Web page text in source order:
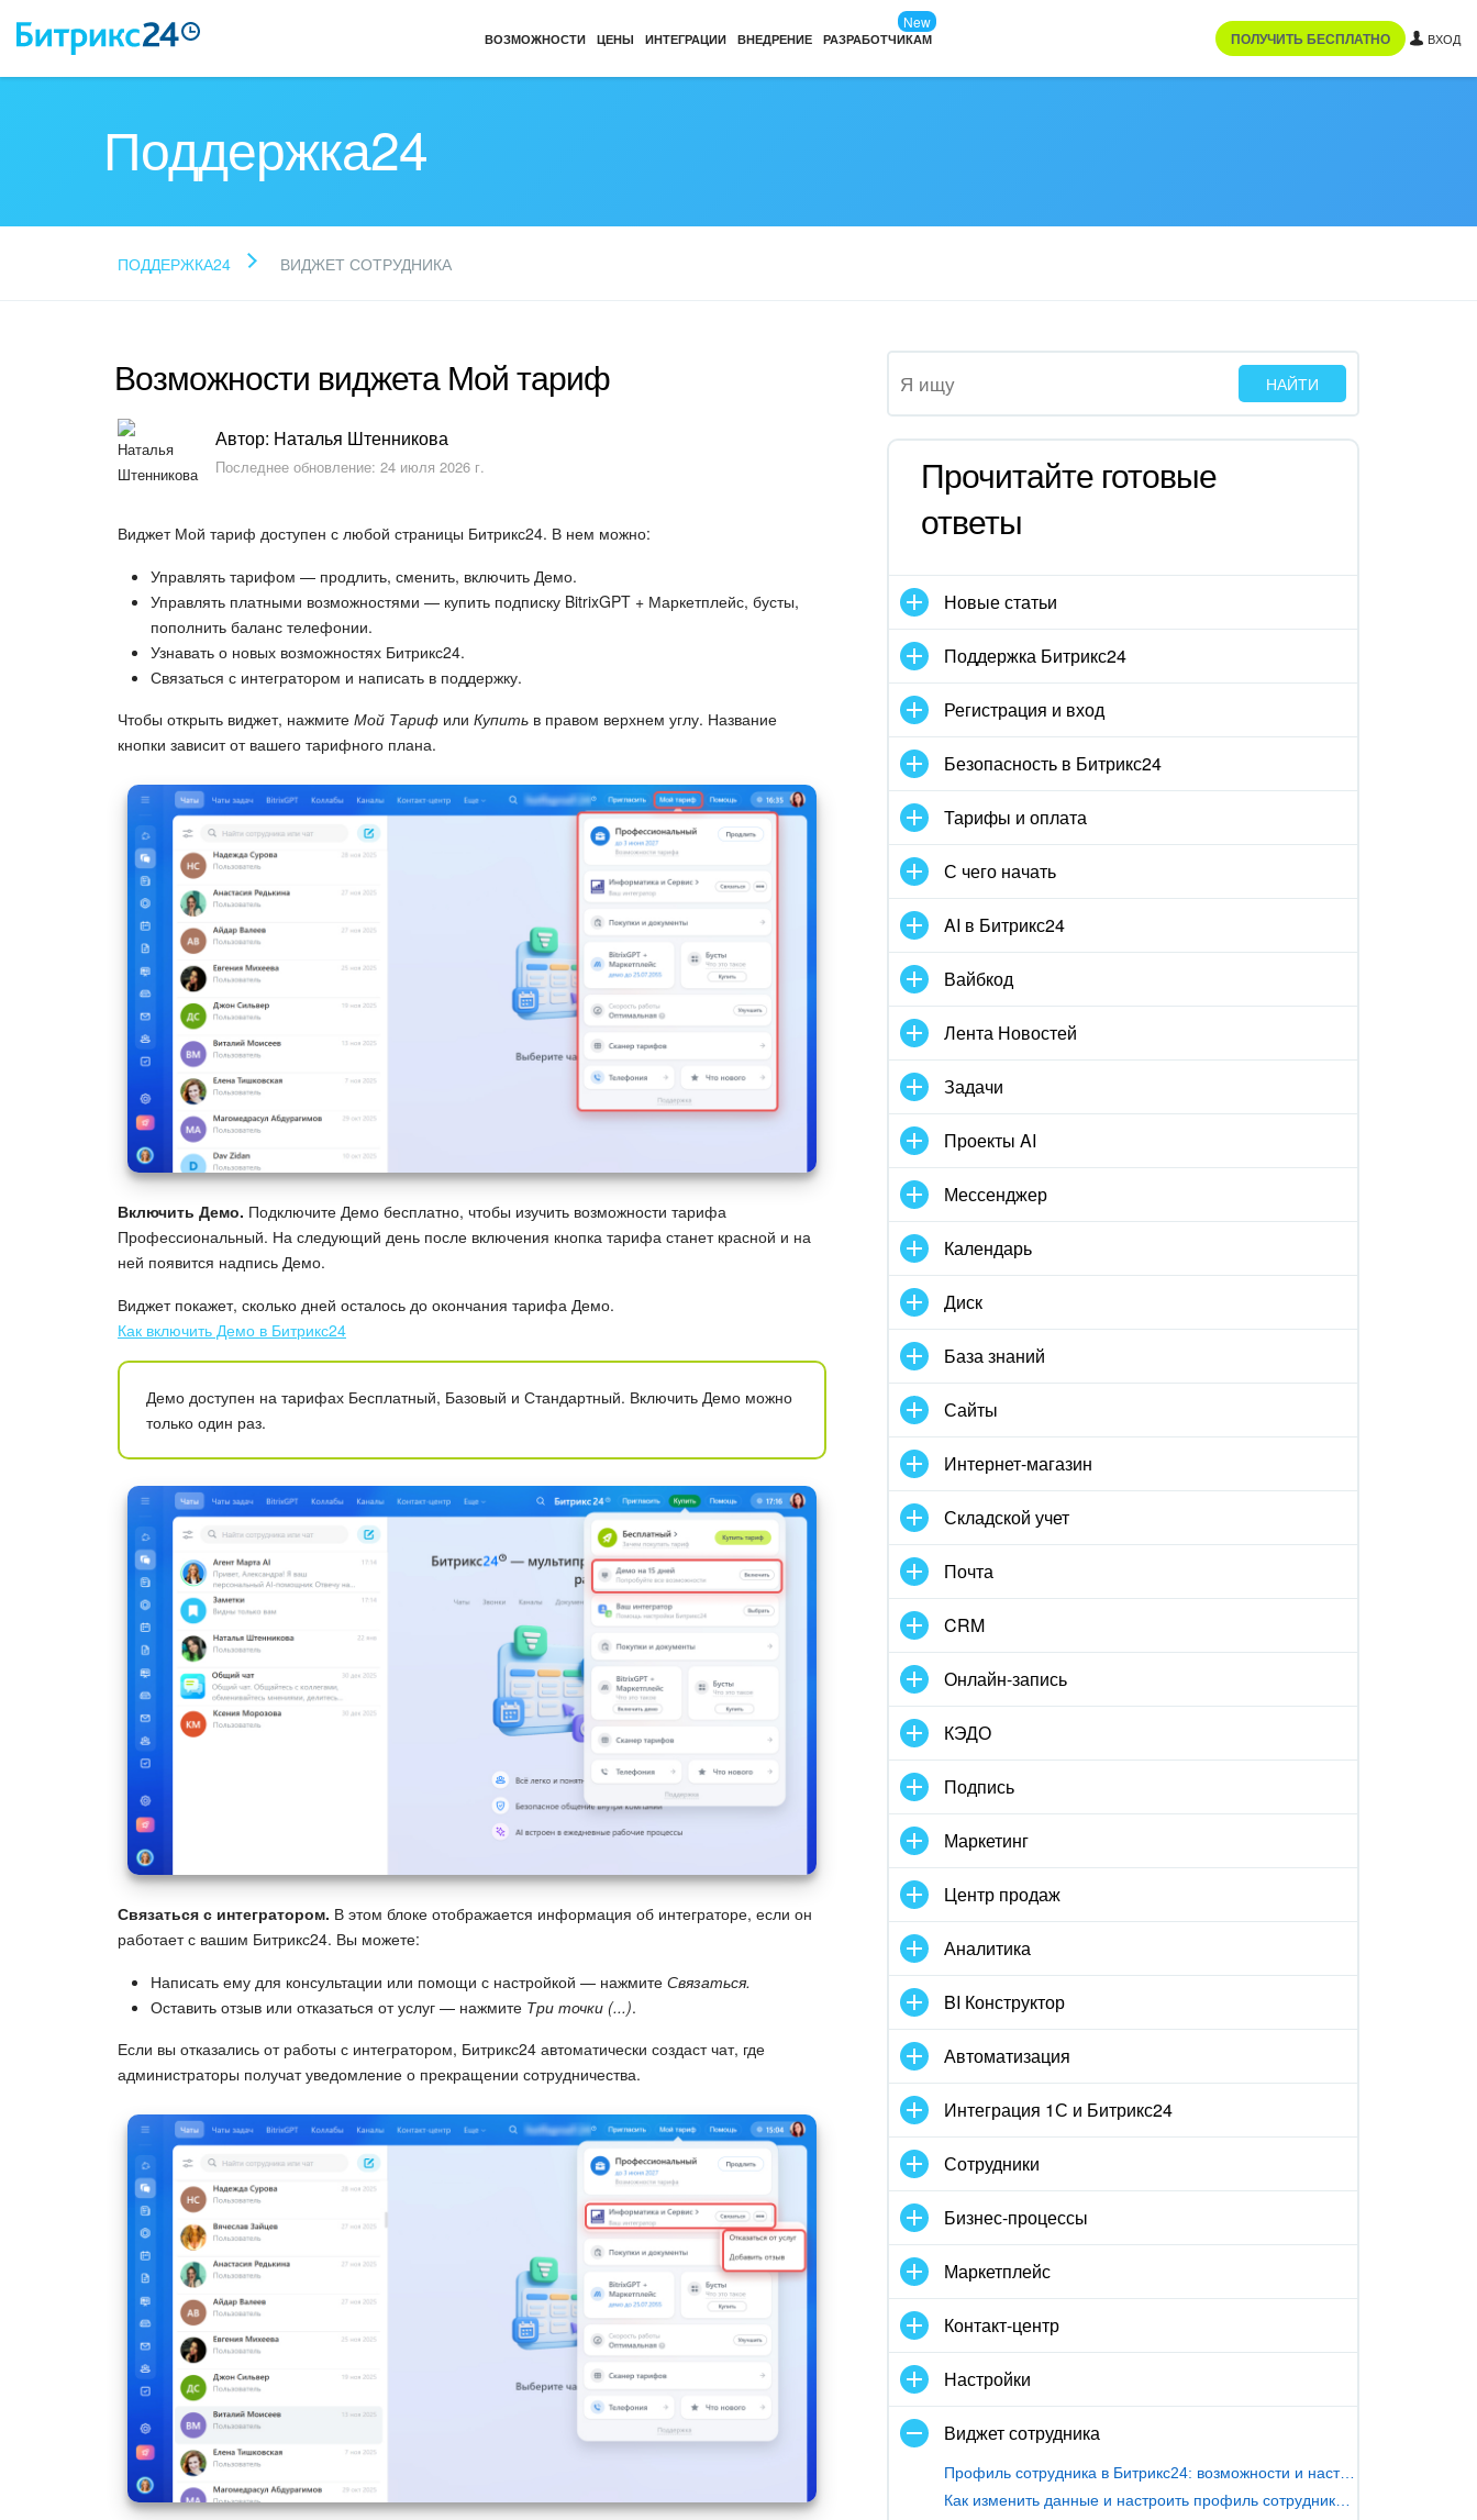
ВОЗМОЖНОСТИ ЦЕНЫ ИНТЕГРАЦИИ ВНЕДРЕНИЕ РАЗРАБОТЧИКАМ
New
ПОЛУЧИТЬ БЕСПЛАТНО ВХОД
Поддержка24
ПОДДЕРЖКА24 ВИДЖЕТ СОТРУДНИКА
Возможности виджета Мой тариф
Автор: Наталья Штенникова
Последнее обновление: 24 июля 2026 г.
Виджет Мой тариф доступен с любой страницы Битрикс24. В нем можно:
Управлять тарифом — продлить, сменить, включить Демо.
Управлять платными возможностями — купить подписку BitrixGPT + Маркетплейс, бусты,
пополнить баланс телефонии.
Узнавать о новых возможностях Битрикс24.
Связаться с интегратором и написать в поддержку.
Чтобы открыть виджет, нажмите Мой Тариф или Купить в правом верхнем углу. Название
кнопки зависит от вашего тарифного плана.
Включить Демо. Подключите Демо бесплатно, чтобы изучить возможности тарифа
Профессиональный. На следующий день после включения кнопка тарифа станет красной и на
ней появится надпись Демо.
Виджет покажет, сколько дней осталось до окончания тарифа Демо.
Как включить Демо в Битрикс24
Демо доступен на тарифах Бесплатный, Базовый и Стандартный. Включить Демо можно
только один раз.
Связаться с интегратором. В этом блоке отображается информация об интеграторе, если он
работает с вашим Битрикс24. Вы можете:
Написать ему для консультации или помощи с настройкой — нажмите Связаться.
Оставить отзыв или отказаться от услуг — нажмите Три точки (...).
Если вы отказались от работы с интегратором, Битрикс24 автоматически создаст чат, где
администраторы получат уведомление о прекращении сотрудничества.
Прочитайте готовые
ответы
Новые статьи
Поддержка Битрикс24
Регистрация и вход
Безопасность в Битрикс24
Тарифы и оплата
С чего начать
AI в Битрикс24
Вайбкод
Лента Новостей
Задачи
Проекты AI
Мессенджер
Календарь
Диск
База знаний
Сайты
Интернет-магазин
Складской учет
Почта
CRM
Онлайн-запись
КЭДО
Подпись
Маркетинг
Центр продаж
Аналитика
BI Конструктор
Автоматизация
Интеграция 1С и Битрикс24
Сотрудники
Бизнес-процессы
Маркетплейс
Контакт-центр
Настройки
Виджет сотрудника
Профиль сотрудника в Битрикс24: возможности и настройки